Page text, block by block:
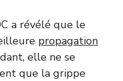
a révélé que le
propagation
elle ne se
que la grippe